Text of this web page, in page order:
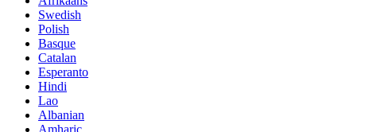
Swedish
Polish
Basque
Catalan
Esperanto
Hindi
Lao
Albanian
Amharic